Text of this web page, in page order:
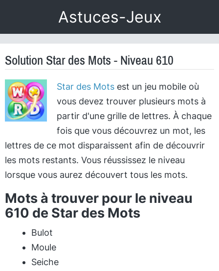
Astuces-Jeux
Solution Star des Mots - Niveau 610
Star des Motsest un jeu mobile où
vous devez trouver plusieurs mots à
partir d'une grille de lettres. À chaque
fois que vous découvrez un mot, les
lettres de ce mot disparaissent afin de découvrir
les mots restants. Vous réussissez le niveau
lorsque vous aurez découvert tous les mots.
Mots à trouver pour le niveau
610 de Star des Mots
Bulot
Moule
Seiche